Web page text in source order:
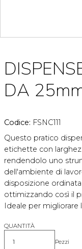
DA
Codice: FSNC111
Questo pratico
etichette con
rendendolo uno
dell'ambiente di
disposizione
ottimizzando così il
Ideale per migliorare
QUANTITÀ
Quantità Pezzi